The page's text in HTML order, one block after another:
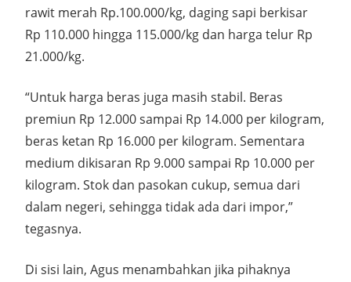
rawit merah Rp.100.000/kg, daging sapi berkisar
Rp 110.000 hingga 115.000/kg dan harga telur Rp
21.000/kg.
“Untuk harga beras juga masih stabil. Beras
premiun Rp 12.000 sampai Rp 14.000 per kilogram,
beras ketan Rp 16.000 per kilogram. Sementara
medium dikisaran Rp 9.000 sampai Rp 10.000 per
kilogram. Stok dan pasokan cukup, semua dari
dalam negeri, sehingga tidak ada dari impor,”
tegasnya.
Di sisi lain, Agus menambahkan jika pihaknya